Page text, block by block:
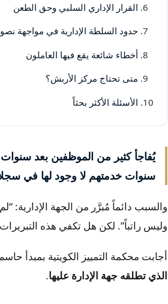
القرار الإداري السلبي وحق الطعن
حدود السلطة الإدارية في مواجهة
أخطاء شائعة يقع فيها العاملون
متى تحتاج مركز الأربش؟
الأسئلة الأكثر بحثاً
يُفاجأ كثير من الموظفين بعد
سنوات خدمتهم لا وجود لها في
والسبب دائماً مُبرَّر من الجهة الإدارية:
وليس راتباً”. لكن هل تكفي هذه
أجابت محكمة التمييز الكويتية بمبدأ
الذي تطلقه جهة الإدارة عليها.